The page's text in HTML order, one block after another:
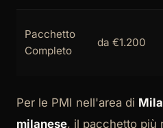
Pacchetto
Completo
da €1.200
Per le PMI nell'area di
milanese, il pacchetto più